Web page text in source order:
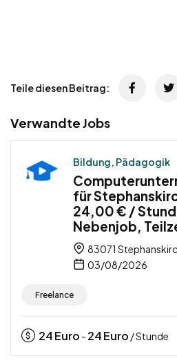
Teile diesen Beitrag:
Verwandte Jobs
Bildung, Pädagogik
für
24,00 € /
Nebenjob,
83071
03/08/2026
Freelance
24Euro - 24Euro / Stunde